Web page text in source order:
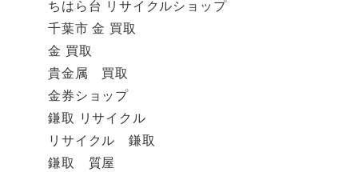
ちはら台 リサイクルショップ
千葉市 金 買取
金 買取
貴金属 買取
金券ショップ
鎌取 リサイクル
リサイクル 鎌取
鎌取 質屋